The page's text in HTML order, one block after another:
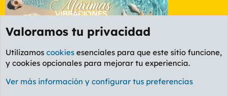
Foro General
Cookies
PL OLDSTYLE AMARILLO
Valoramos tu privacidad
Utilizamos cookies esenciales para que este sitio funcione,
y cookies opcionales para mejorar tu experiencia.
Ver más información y configurar tus preferencias